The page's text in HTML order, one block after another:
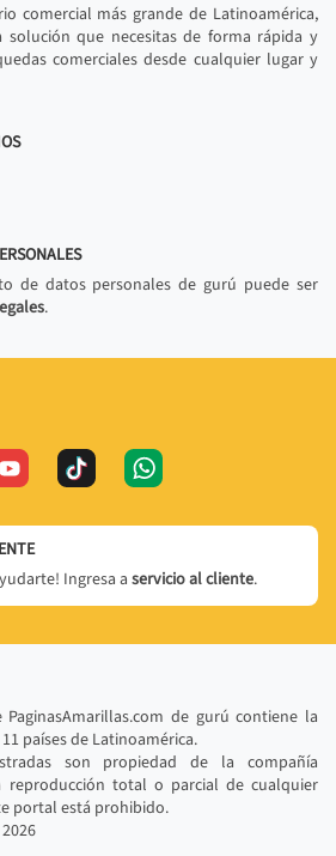
comercial más grande de Latinoamérica,
que necesitas de forma rápida y
comerciales desde cualquier lugar y
de datos personales de gurú puede ser
.
Ingresa a servicio al cliente.
de gurú contiene la
países de Latinoamérica.
son propiedad de la compañía
reproducción total o parcial de cualquier
portal está prohibido.
2026